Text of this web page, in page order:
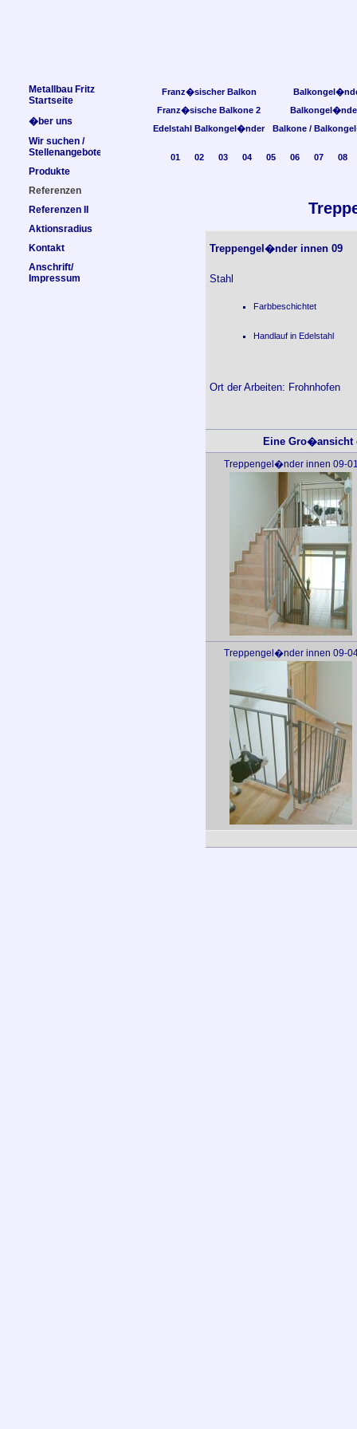
Treppengel�nder innen 09
Stahl
Farbbeschichtet
Handlauf in Edelstahl
Ort der Arbeiten: Frohnhofen
Eine Gro�ansicht
Treppengel�nder innen 09-
Treppengel�nder innen 09-
Franz�sischer Balkon
Franz�sische Balkone 2
Edelstahl Balkongel�nder
Balkone /
01 02 03 04 05 06 07 08
Metallbau Fritz
Startseite
�ber uns
Wir suchen /
Stellenangebote
Produkte
Referenzen
Referenzen II
Aktionsradius
Kontakt
Anschrift/
Impressum